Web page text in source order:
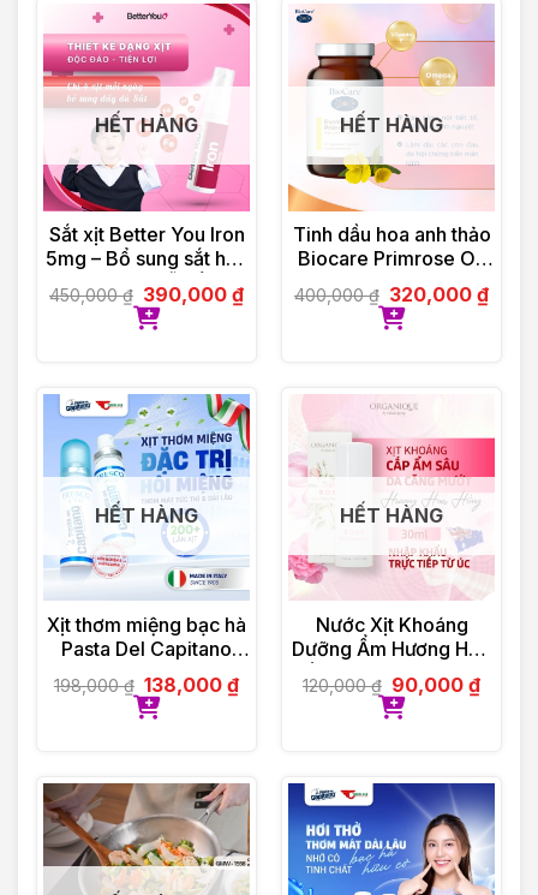
HẾT HÀNG
Sắt xịt Better You Iron
5mg – Bổ sung sắt hữu
cơ dạng xịt, dễ hấp thu
450,000₫ 390,000₫
HẾT HÀNG
Tinh dầu hoa anh thảo
Biocare Primrose Oil
(30 viên)
400,000₫ 320,000₫
HẾT HÀNG
Xịt thơm miệng bạc hà
Pasta Del Capitano
(15ml)
198,000₫ 138,000₫
HẾT HÀNG
Nước Xịt Khoáng
Dưỡng Ẩm Hương Hoa
Hồng Organique Rose
Rehydrating Mist 30ml
120,000₫ 90,000₫